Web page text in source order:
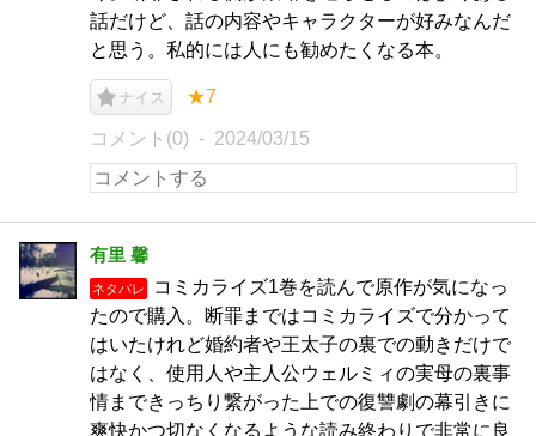
話だけど、話の内容やキャラクターが好みなんだ
と思う。私的には人にも勧めたくなる本。
ナイス ★7
コメント(0) 2024/03/15
有里 馨
ネタバレ
コミカライズ1巻を読んで原作が気になっ
たので購入。断罪まではコミカライズで分かって
はいたけれど婚約者や王太子の裏での動きだけで
はなく、使用人や主人公ウェルミィの実母の裏事
情まできっちり繋がった上での復讐劇の幕引きに
爽快かつ切なくなるような読み終わりで非常に良